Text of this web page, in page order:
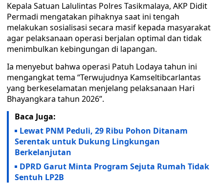
Kepala Satuan Lalulintas Polres Tasikmalaya, AKP Didit
Permadi mengatakan pihaknya saat ini tengah
melakukan sosialisasi secara masif kepada masyarakat
agar pelaksanaan operasi berjalan optimal dan tidak
menimbulkan kebingungan di lapangan.
Ia menyebut bahwa operasi Patuh Lodaya tahun ini
mengangkat tema “Terwujudnya Kamseltibcarlantas
yang berkeselamatan menjelang pelaksanaan Hari
Bhayangkara tahun 2026”.
Baca Juga:
Lewat PNM Peduli, 29 Ribu Pohon Ditanam
Serentak untuk Dukung Lingkungan
Berkelanjutan
DPRD Garut Minta Program Sejuta Rumah Tidak
Sentuh LP2B